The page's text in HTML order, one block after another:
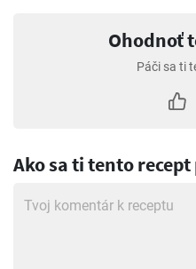
Ohodnoť
Páči sa ti
Ako sa ti tento